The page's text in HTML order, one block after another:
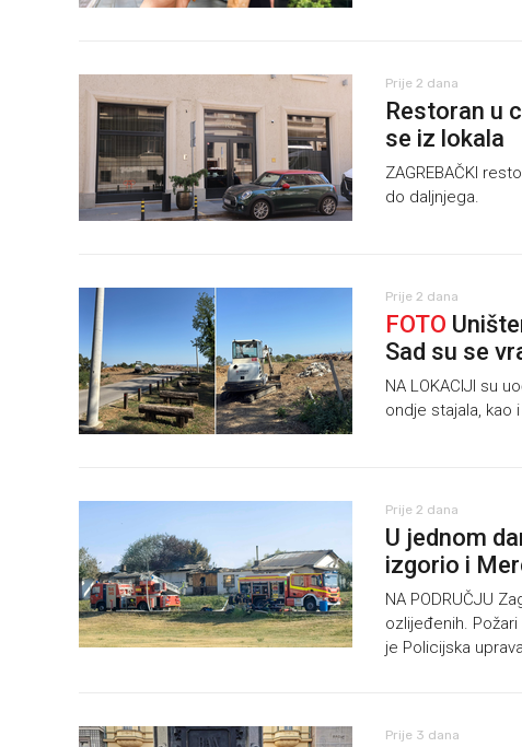
Prije 2 dana
Restoran u
se iz lokala
ZAGREBAČKI
do daljnjega.
Prije 2 dana
FOTO
Sad su se
NA LOKACIJI su
ondje stajala, kao i
Prije 2 dana
U jednom
izgorio i
NA PODRUČJU
ozlijeđenih.
je Policijska
Prije 3 dana